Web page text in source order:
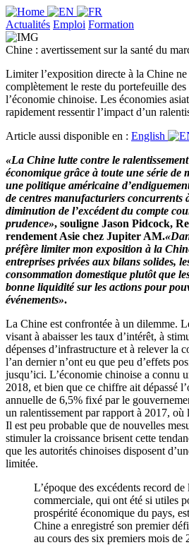
Actualités Emploi Formation
Chine : avertissement sur la santé du
Limiter l’exposition directe à la Chine
complètement le reste du portefeuille
l’économie chinoise. Les économies
rapidement ressentir l’impact d’un
Article aussi disponible en : English
«La Chine lutte contre le
économique grâce à toute une série de
une politique américaine
de centres manufacturiers concurrents
diminution de l’excédent du compte
prudence», souligne Jason Pidcock,
rendement Asie chez Jupiter AM.
préfère limiter mon exposition à la
entreprises privées aux bilans solides,
consommation domestique plutôt que
bonne liquidité sur les actions pour
événements».
La Chine est confrontée à un dilemme.
visant à abaisser les taux d’intérêt, à
dépenses d’infrastructure et à relever la
l’an dernier n’ont eu que peu d’effets
jusqu’ici. L’économie chinoise a connu
2018, et bien que ce chiffre ait dépassé
annuelle de 6,5% fixé par le
un ralentissement par rapport à 2017, où
Il est peu probable que de nouvelles
stimuler la croissance brisent cette
que les autorités chinoises disposent
limitée.
L’époque des excédents record de
commerciale, qui ont été si utiles
prospérité économique du pays,
Chine a enregistré son premier
au cours des six premiers mois de